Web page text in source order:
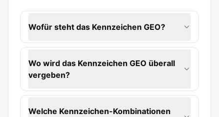
Wofür steht das Kennzeichen GEO?
Wo wird das Kennzeichen GEO überall
vergeben?
Welche Kennzeichen-Kombinationen